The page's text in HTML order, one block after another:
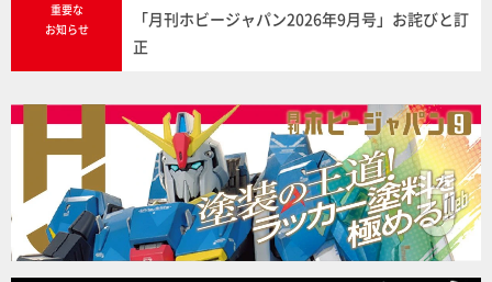
重要な
お知らせ
「月刊ホビージャパン2026年9月号」お詫びと訂
正